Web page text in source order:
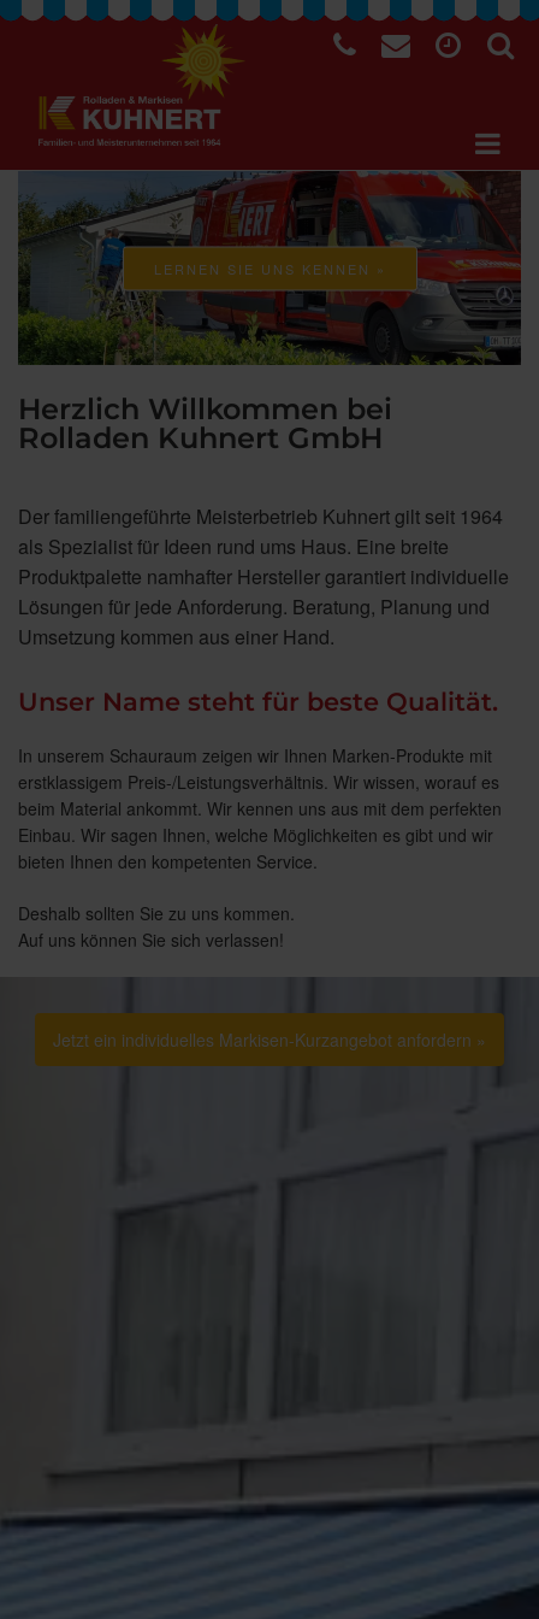
LERNEN SIE UNS KENNEN »
Herzlich Willkommen bei
Rolladen Kuhnert GmbH
Der familiengeführte Meisterbetrieb Kuhnert gilt seit 1964
als Spezialist für Ideen rund ums Haus. Eine breite
Produktpalette namhafter Hersteller garantiert individuelle
Lösungen für jede Anforderung. Beratung, Planung und
Umsetzung kommen aus einer Hand.
Unser Name steht für beste Qualität.
In unserem Schauraum zeigen wir Ihnen Marken-Produkte mit
erstklassigem Preis-/Leistungsverhältnis. Wir wissen, worauf es
beim Material ankommt. Wir kennen uns aus mit dem perfekten
Einbau. Wir sagen Ihnen, welche Möglichkeiten es gibt und wir
bieten Ihnen den kompetenten Service.
Deshalb sollten Sie zu uns kommen.
Auf uns können Sie sich verlassen!
Jetzt ein individuelles Markisen-Kurzangebot anfordern »